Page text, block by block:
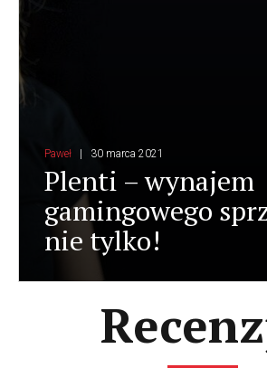
Paweł 30 marca 2021
Plenti – wynajem
gamingowego
nie tylko!